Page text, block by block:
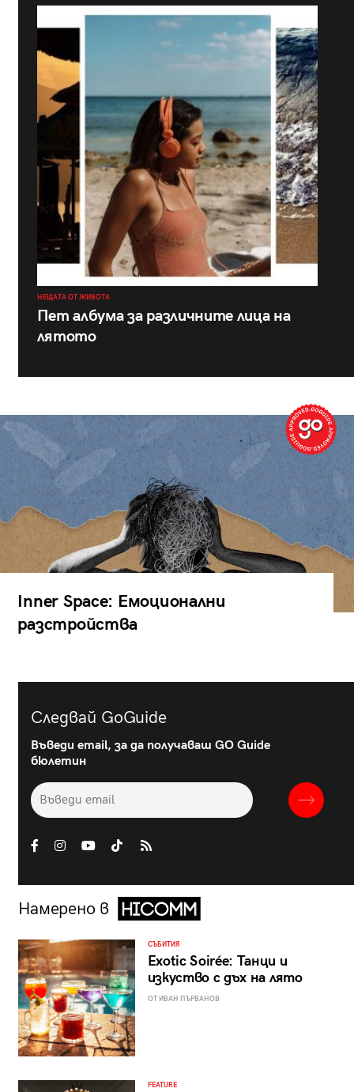
НЕЩАТА ОТ ЖИВОТА
Пет албума за различните лица на
лятото
Inner Space: Емоционални
разстройства
Следвай GoGuide
Въведи email, за да получаваш GO Guide
бюлетин
Намерено в
СЪБИТИЯ
Exotic Soirée: Танци и
изкуство с дъх на лято
ОТ ИВАН ПЪРВАНОВ
FEATURE